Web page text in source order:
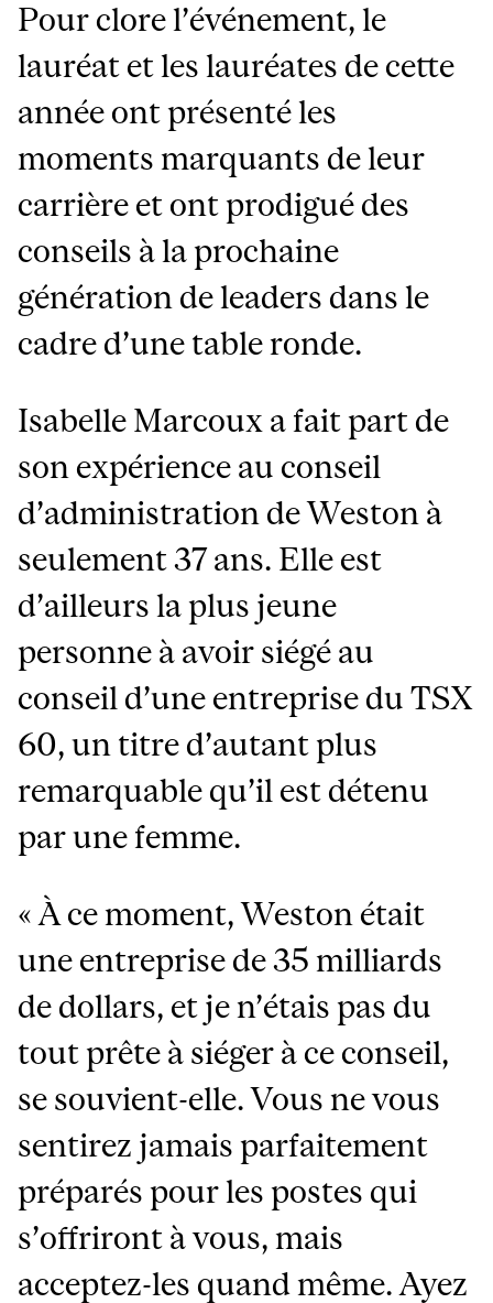
Pour clore l’événement, le
lauréat et les lauréates de cette
année ont présenté les
moments marquants de leur
carrière et ont prodigué des
conseils à la prochaine
génération de leaders dans le
cadre d’une table ronde.
Isabelle Marcoux a fait part de
son expérience au conseil
d’administration de Weston à
seulement 37 ans. Elle est
d’ailleurs la plus jeune
personne à avoir siégé au
conseil d’une entreprise du TSX
60, un titre d’autant plus
remarquable qu’il est détenu
par une femme.
« À ce moment, Weston était
une entreprise de 35 milliards
de dollars, et je n’étais pas du
tout prête à siéger à ce conseil,
se souvient-elle. Vous ne vous
sentirez jamais parfaitement
préparés pour les postes qui
s’offriront à vous, mais
acceptez-les quand même. Ayez